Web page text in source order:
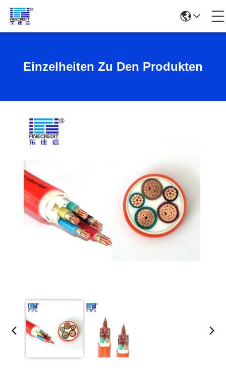
Einzelheiten Zu Den Produkten